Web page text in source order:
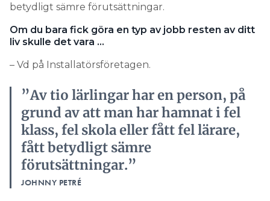
betydligt sämre förutsättningar.
Om du bara fick göra en typ av jobb resten av ditt
liv skulle det vara …
– Vd på Installatörsföretagen.
”Av tio lärlingar har en person, på
grund av att man har hamnat i fel
klass, fel skola eller fått fel lärare,
fått betydligt sämre
förutsättningar.”
JOHNNY PETRÉ